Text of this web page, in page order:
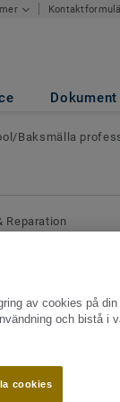
Dokument
-
Baksmälla
Reparation
g)
behöver
professionella
av cookies på
och bistå i
cookies